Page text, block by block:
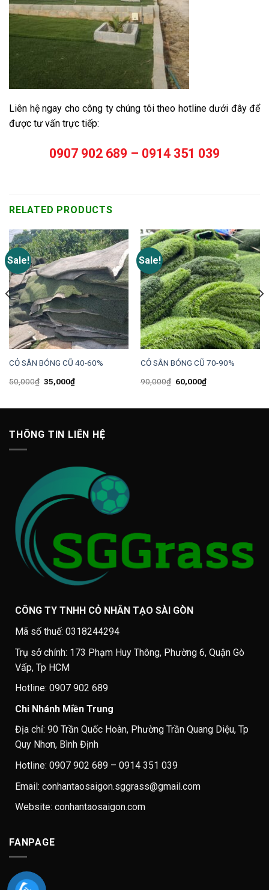
Liên hệ ngay cho công ty chúng tôi theo hotline dưới đây để
được tư vấn trực tiếp:
0907 902 689 – 0914 351 039
RELATED PRODUCTS
Sale!
CỎ SÂN BÓNG CŨ 40-60%
50,000₫ 35,000₫
Sale!
CỎ SÂN BÓNG CŨ 70-90%
90,000₫ 60,000₫
THÔNG TIN LIÊN HỆ
CÔNG TY TNHH CỎ NHÂN TẠO SÀI GÒN
Mã số thuế: 0318244294
Trụ sở chính: 173 Phạm Huy Thông, Phường 6, Quận Gò
Vấp, Tp HCM
Hotline: 0907 902 689
Chi Nhánh Miền Trung
Địa chỉ: 90 Trần Quốc Hoàn, Phường Trần Quang Diệu, Tp
Quy Nhơn, Bình Định
Hotline: 0907 902 689 – 0914 351 039
Email: conhantaosaigon.sggrass@gmail.com
Website: conhantaosaigon.com
FANPAGE